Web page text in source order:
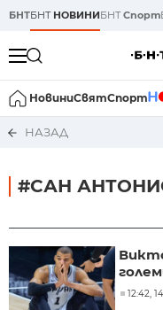
БНТБНТ НОВИНИБНТСпорт
НовиниСвятСпорт
НАЗАД
#САН
12:42,